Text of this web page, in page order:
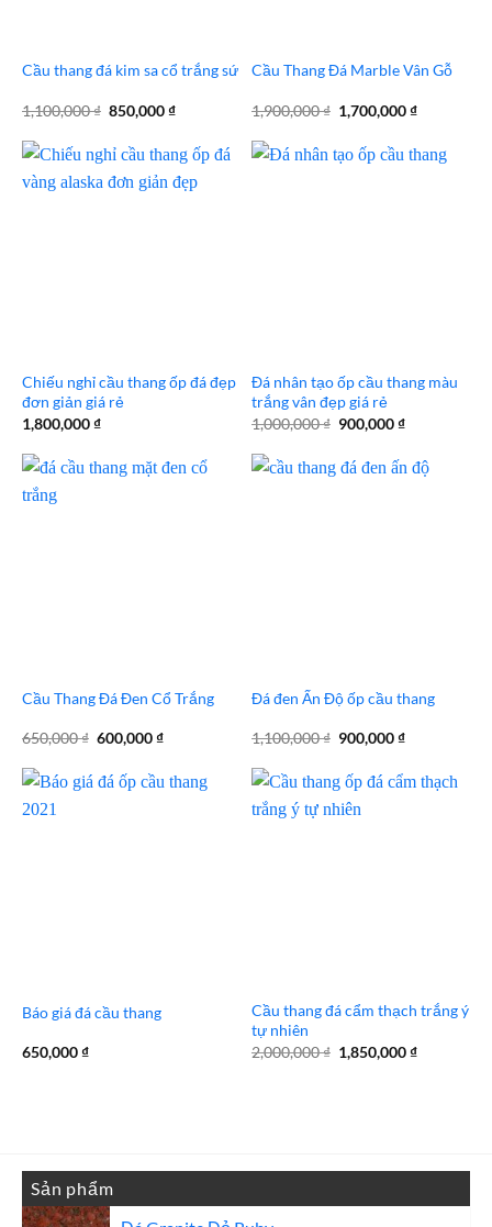
Cầu thang đá kim sa cổ trắng sứ
1,100,000₫ Giá
1,100,000 ₫.
850,000₫Giá
là:
Cầu Thang Đá Marble Vân Gỗ
1,900,000₫ Giá
gốc
1,900,000 ₫.
1,700,000₫Giá
là:
Chiếu nghỉ cầu thang ốp đá đẹp
đơn giản giá rẻ
1,800,000₫
Đá nhân tạo ốp cầu thang màu
trắng vân đẹp giá rẻ
1,000,000₫ Giá
1,000,000 ₫.
900,000₫Giá
là:
Cầu Thang Đá Đen Cổ Trắng
650,000₫ Giá
650,000 ₫.
600,000₫Giá
là:
Đá đen Ấn Độ ốp cầu thang
1,100,000₫ Giá
1,100,000 ₫.
900,000₫Giá
là:
Báo giá đá cầu thang
650,000₫
Cầu thang đá cẩm thạch trắng ý
tự nhiên
2,000,000₫ Giá
gốc
1,850,000₫Giá
Sản phẩm